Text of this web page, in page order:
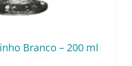
Branco – 200 ml